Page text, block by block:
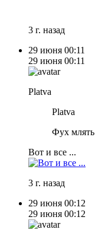
3 г. назад
29 июня 00:11
29 июня 00:11
Platva
Platva
Фух млять
Вот и все ...
3 г. назад
29 июня 00:12
29 июня 00:12